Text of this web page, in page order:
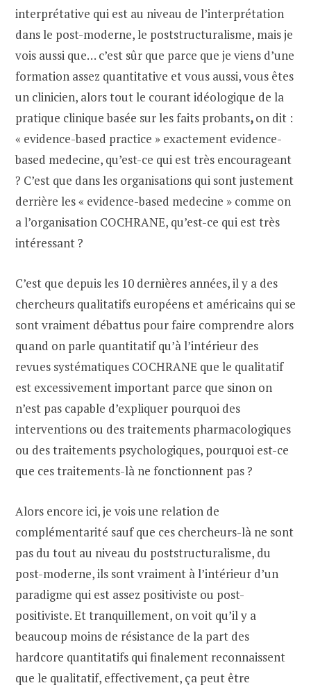
interprétative qui est au niveau de l’interprétation
dans le post-moderne, le poststructuralisme, mais je
vois aussi que… c’est sûr que parce que je viens d’une
formation assez quantitative et vous aussi, vous êtes
un clinicien, alors tout le courant idéologique de la
pratique clinique basée sur les faits probants,on dit :
« evidence-based practice » exactement evidence-
based medecine, qu’est-ce qui est très encourageant
? C’est que dans les organisations qui sont justement
derrière les « evidence-based medecine » comme on
a l’organisation COCHRANE, qu’est-ce qui est très
intéressant ?
C’est que depuis les 10 dernières années, il y a des
chercheurs qualitatifs européens et américains qui se
sont vraiment débattus pour faire comprendre alors
quand on parle quantitatif qu’à l’intérieur des
revues systématiques COCHRANE que le qualitatif
est excessivement important parce que sinon on
n’est pas capable d’expliquer pourquoi des
interventions ou des traitements pharmacologiques
ou des traitements psychologiques, pourquoi est-ce
que ces traitements-là ne fonctionnent pas ?
Alors encore ici, je vois une relation de
complémentarité sauf que ces chercheurs-là ne sont
pas du tout au niveau du poststructuralisme, du
post-moderne, ils sont vraiment à l’intérieur d’un
paradigme qui est assez positiviste ou post-
positiviste. Et tranquillement, on voit qu’il y a
beaucoup moins de résistance de la part des
hardcore quantitatifs qui finalement reconnaissent
que le qualitatif, effectivement, ça peut être